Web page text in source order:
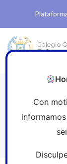
lumbar
ganador
Con